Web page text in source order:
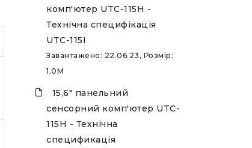
комп'ютер UTC-115H -
Технічна специфікація
UTC-115І
Завантажено: 22.06.23, Розмір:
1.0M
15,6" панельний
сенсорний комп'ютер UTC-
115H - Технічна
спецификація